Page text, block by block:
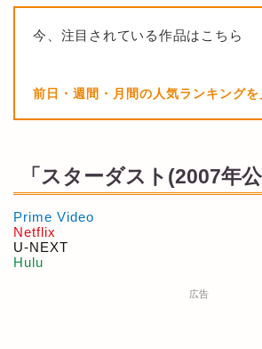
今、注目されている作品はこちら
前日・週間・月間の人気ランキングを
「スターダスト(2007年
Prime Video
Netflix
U-NEXT
Hulu
広告